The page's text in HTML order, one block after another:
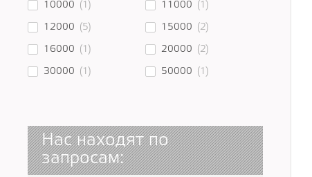
10000 (1) 11000 (1)
12000 (5) 15000 (2)
16000 (1) 20000 (2)
30000 (1) 50000 (1)
Нас находят по
запросам: